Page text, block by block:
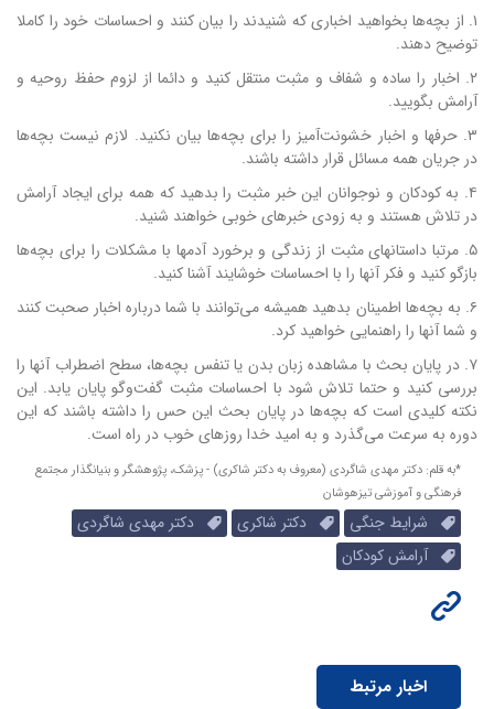
۱. از بچه‌ها بخواهید اخباری که شنیدند را بیان کنند و احساسات خود را کاملا
توضیح دهند.
۲. اخبار را ساده و شفاف و مثبت منتقل کنید و دائما از لزوم حفظ روحیه و
آرامش بگویید.
۳. حرفها و اخبار خشونت‌آمیز را برای بچه‌ها بیان نکنید. لازم نیست بچه‌ها
در جریان همه مسائل قرار داشته باشند.
۴. به کودکان و نوجوانان این خبر مثبت را بدهید که همه برای ایجاد آرامش
در تلاش هستند و به زودی خبرهای خوبی خواهند شنید.
۵. مرتبا داستانهای مثبت از زندگی و برخورد آدمها با مشکلات را برای بچه‌ها
بازگو کنید و فکر آنها را با احساسات خوشایند آشنا کنید.
۶. به بچه‌ها اطمینان بدهید همیشه می‌توانند با شما درباره اخبار صحبت کنند
و شما آنها را راهنمایی خواهید کرد.
۷. در پایان بحث با مشاهده زبان بدن یا تنفس بچه‌ها، سطح اضطراب آنها را
بررسی کنید و حتما تلاش شود با احساسات مثبت گفت‌وگو پایان یابد. این
نکته کلیدی است که بچه‌ها در پایان بحث این حس را داشته باشند که این
دوره به سرعت می‌گذرد و به امید خدا روزهای خوب در راه است.
*به قلم: دکتر مهدی شاگردی (معروف به دکتر شاکری) - پزشک، پژوهشگر و بنیانگذار مجتمع
فرهنگی و آموزشی تیزهوشان
شرایط جنگی دکتر شاکری
دکتر مهدی شاگردی
آرامش کودکان
اخبار مرتبط